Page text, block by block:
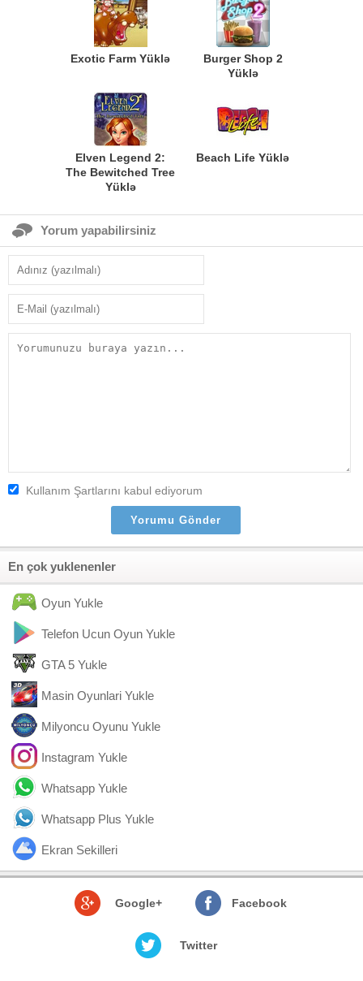
Exotic Farm Yüklə
Burger Shop 2
Yüklə
Elven Legend 2:
The Bewitched Tree
Yüklə
Beach Life Yüklə
Yorum yapabilirsiniz
Kullanım Şartlarını kabul ediyorum
En çok yuklenenler
Oyun Yukle
Telefon Ucun Oyun Yukle
GTA 5 Yukle
Masin Oyunlari Yukle
Milyoncu Oyunu Yukle
Instagram Yukle
Whatsapp Yukle
Whatsapp Plus Yukle
Ekran Sekilleri
Google+ Facebook
Twitter